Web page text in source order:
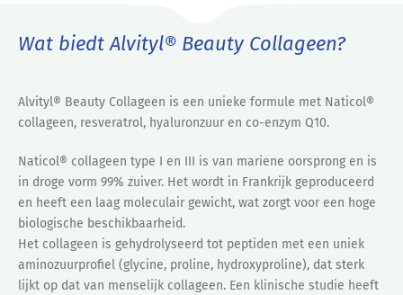
Wat biedt Alvityl® Beauty Collageen?
Alvityl® Beauty Collageen is een unieke formule met Naticol®
collageen, resveratrol, hyaluronzuur en co-enzym Q10.
Naticol® collageen type I en III is van mariene oorsprong en is
in droge vorm 99% zuiver. Het wordt in Frankrijk geproduceerd
en heeft een laag moleculair gewicht, wat zorgt voor een hoge
biologische beschikbaarheid.
Het collageen is gehydrolyseerd tot peptiden met een uniek
aminozuurprofiel (glycine, proline, hydroxyproline), dat sterk
lijkt op dat van menselijk collageen. Een klinische studie heeft